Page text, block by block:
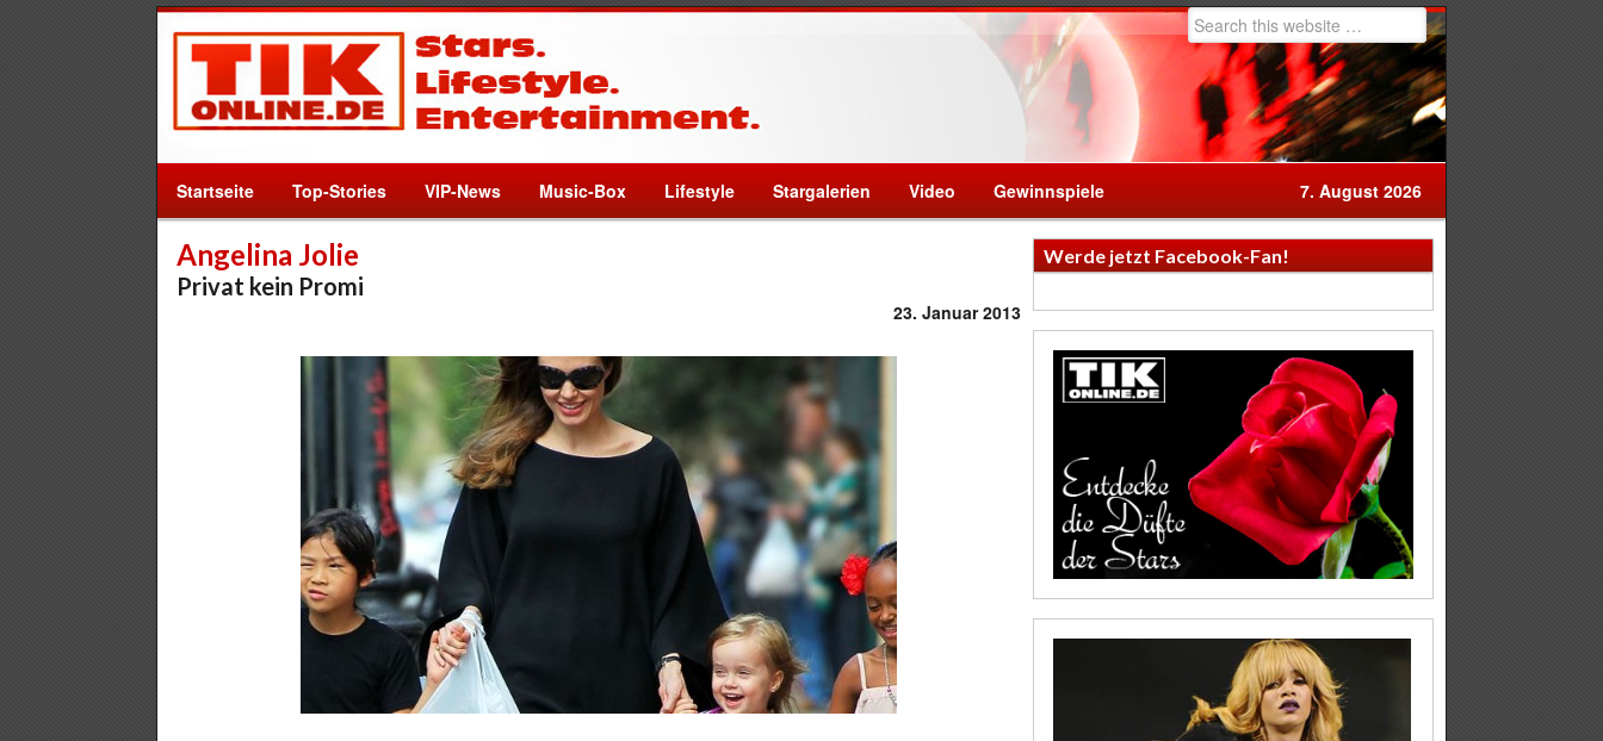
Startseite Top-Stories VIP-News Music-Box Lifestyle Stargalerien Video Gewinnspiele 7. August 2026
Angelina Jolie
Privat kein Promi
23. Januar 2013
Werde jetzt Facebook-Fan!